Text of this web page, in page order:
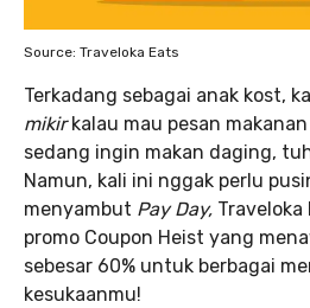
Source: Traveloka Eats
Terkadang sebagai anak kost,
mikirkalau mau pesan
sedang ingin makan daging,
Namun, kali ini nggak perlu
menyambut Pay Day,
promo Coupon Heist yang
sebesar 60% untuk berbagai
kesukaanmu!